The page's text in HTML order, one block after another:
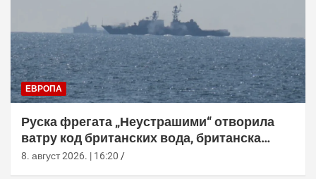
ЕВРОПА
Руска фрегата „Неустрашими“ отворила
ватру код британских вода, британска
морнарица појачала праћење
8. август 2026. | 16:20